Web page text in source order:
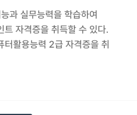
과 실무능력을 학습하여
자격증을 취득할 수 있다.
활용능력 2급 자격증을 취